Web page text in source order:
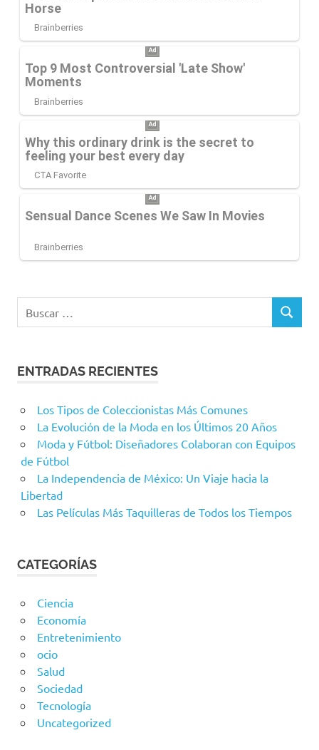
BUSCAR
ENTRADAS RECIENTES
Los Tipos de Coleccionistas Más Comunes
La Evolución de la Moda en los Últimos 20 Años
Moda y Fútbol: Diseñadores Colaboran con Equipos
de Fútbol
La Independencia de México: Un Viaje hacia la
Libertad
Las Películas Más Taquilleras de Todos los Tiempos
CATEGORÍAS
Ciencia
Economía
Entretenimiento
ocio
Salud
Sociedad
Tecnología
Uncategorized